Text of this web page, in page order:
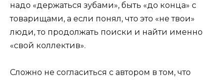
надо «держаться зубами», быть «до конца» с
товарищами, а если понял, что это «не твои»
люди, то продолжать поиски и найти именно
«свой коллектив».
Сложно не согласиться с автором в том, что